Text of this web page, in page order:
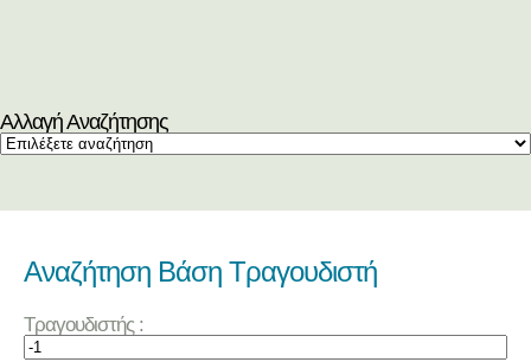
Αλλαγή Αναζήτησης
Αναζήτηση Βάση Τραγουδιστή
Τραγουδιστής :